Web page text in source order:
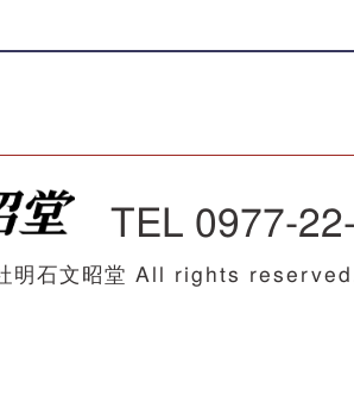
TEL 0977-
明石文昭堂 All rights